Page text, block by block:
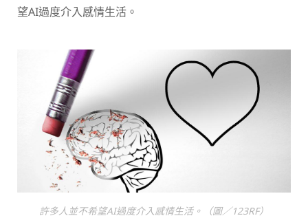
望AI過度介入感情生活。
許多人並不希望AI過度介入感情生活。（圖／123RF）